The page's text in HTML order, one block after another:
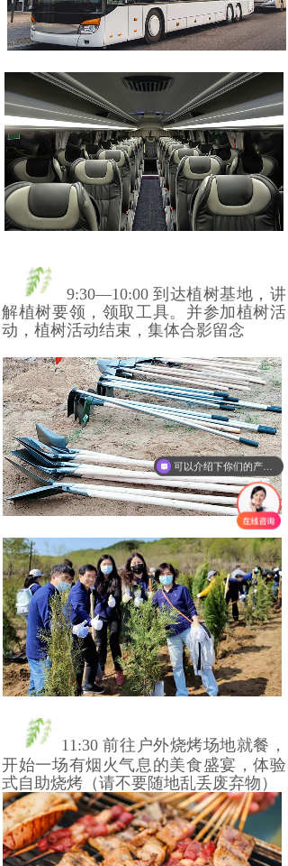
9:30—10:00到达植树基地，讲
解植树要领，领取工具。并参加植树活
动，植树活动结束，集体合影留念
11:30 前往户外烧烤场地就餐，
开始一场有烟火气息的美食盛宴，体验
式自助烧烤（请不要随地乱丢废弃物）
可以介绍下你们的产品么